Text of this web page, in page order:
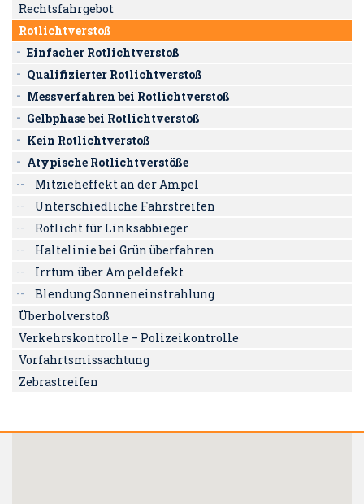
Rechtsfahrgebot
Rotlichtverstoß
Einfacher Rotlichtverstoß
Qualifizierter Rotlichtverstoß
Messverfahren bei Rotlichtverstoß
Gelbphase bei Rotlichtverstoß
Kein Rotlichtverstoß
Atypische Rotlichtverstöße
Mitzieheffekt an der Ampel
Unterschiedliche Fahrstreifen
Rotlicht für Linksabbieger
Haltelinie bei Grün überfahren
Irrtum über Ampeldefekt
Blendung Sonneneinstrahlung
Überholverstoß
Verkehrskontrolle – Polizeikontrolle
Vorfahrtsmissachtung
Zebrastreifen